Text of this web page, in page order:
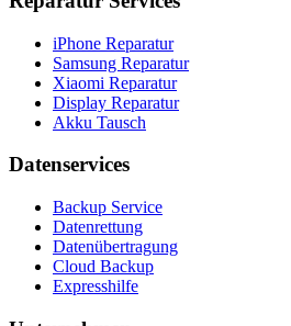
iPhone Reparatur
Samsung Reparatur
Xiaomi Reparatur
Display Reparatur
Akku Tausch
Datenservices
Backup Service
Datenrettung
Datenübertragung
Cloud Backup
Expresshilfe